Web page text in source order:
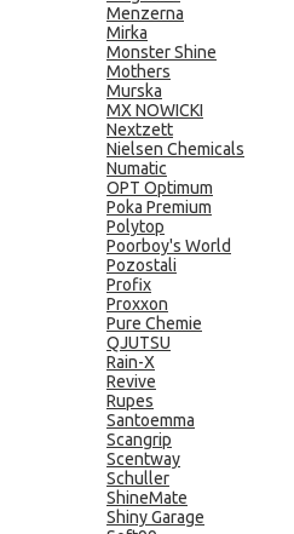
Menzerna
Mirka
Monster Shine
Mothers
Murska
MX NOWICKI
Nextzett
Nielsen Chemicals
Numatic
OPT Optimum
Poka Premium
Polytop
Poorboy's World
Pozostali
Profix
Proxxon
Pure Chemie
QJUTSU
Rain-X
Revive
Rupes
Santoemma
Scangrip
Scentway
Schuller
ShineMate
Shiny Garage